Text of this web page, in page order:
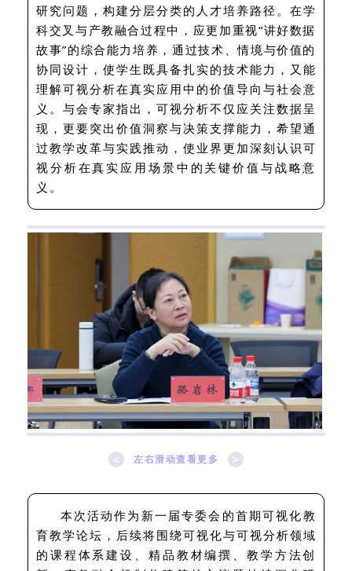
研究问题，构建分层分类的人才培养路径。在学
科交叉与产教融合过程中，应更加重视“讲好数据
故事”的综合能力培养，通过技术、情境与价值的
协同设计，使学生既具备扎实的技术能力，又能
理解可视分析在真实应用中的价值导向与社会意
义。与会专家指出，可视分析不仅应关注数据呈
现，更要突出价值洞察与决策支撑能力，希望通
过教学改革与实践推动，使业界更加深刻认识可
视分析在真实应用场景中的关键价值与战略意
义。
< 左右滑动查看更多 >
本次活动作为新一届专委会的首期可视化教
育教学论坛，后续将围绕可视化与可视分析领域
的课程体系建设、精品教材编撰、教学方法创